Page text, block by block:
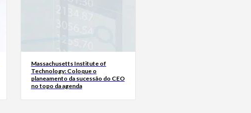
Massachusetts Institute of
Technology: Coloque o
planeamento da sucessão do CEO
no topo da agenda